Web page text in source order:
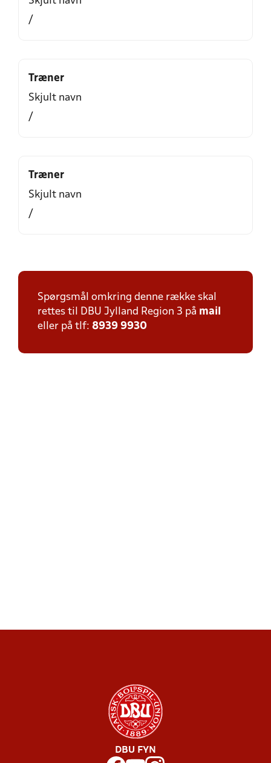
/
Træner
Skjult navn
/
Træner
Skjult navn
/
Spørgsmål omkring denne række skal
rettes til DBU Jylland Region 3 på mail
eller på tlf: 8939 9930
DBU FYN